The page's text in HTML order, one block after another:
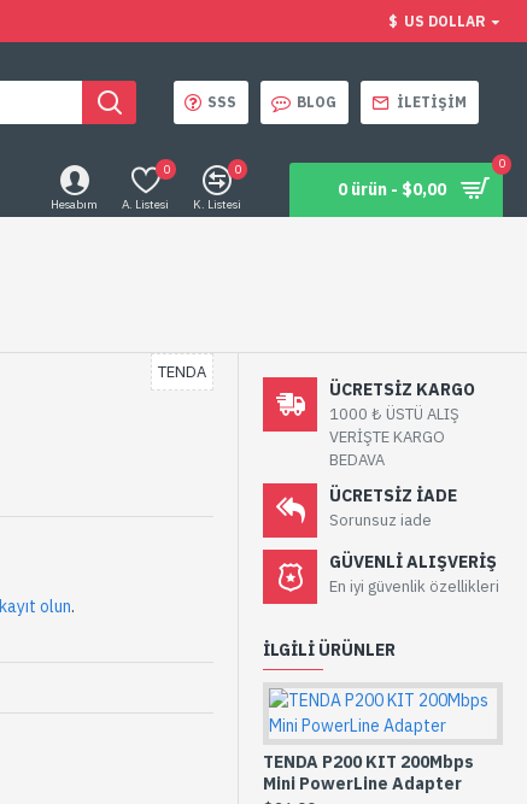
$ US DOLLAR
SSS BLOG İLETIŞIM
Hesabım A. Listesi
0
K. Listesi
0
0 ürün - $0,00
0
kayıt olun.
TENDA
ÜCRETSIZ KARGO
1000 ₺ ÜSTÜ ALIŞ
VERİŞTE KARGO
BEDAVA
ÜCRETSIZ IADE
Sorunsuz iade
GÜVENLI ALIŞVERIŞ
En iyi güvenlik özellikleri
İLGILI ÜRÜNLER
TENDA P200 KIT 200Mbps
Mini PowerLine Adapter